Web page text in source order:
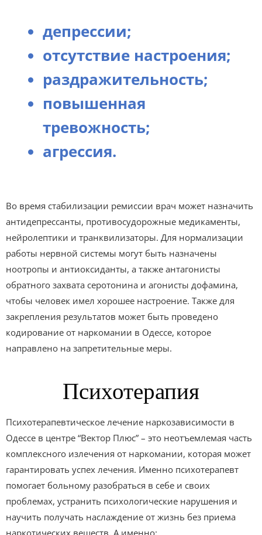
депрессии;
отсутствие настроения;
раздражительность;
повышенная
тревожность;
агрессия.
Во время стабилизации ремиссии врач может назначить
антидепрессанты, противосудорожные медикаменты,
нейролептики и транквилизаторы. Для нормализации
работы нервной системы могут быть назначены
ноотропы и антиоксиданты, а также антагонисты
обратного захвата серотонина и агонисты дофамина,
чтобы человек имел хорошее настроение. Также для
закрепления результатов может быть проведено
кодирование от наркомании в Одессе, которое
направлено на запретительные меры.
Психотерапия
Психотерапевтическое лечение наркозависимости в
Одессе в центре “Вектор Плюс” – это неотъемлемая часть
комплексного излечения от наркомании, которая может
гарантировать успех лечения. Именно психотерапевт
помогает больному разобраться в себе и своих
проблемах, устранить психологические нарушения и
научить получать наслаждение от жизнь без приема
наркотических веществ. А именно: